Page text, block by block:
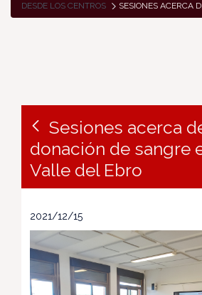
DESDE LOS CENTROS SESIONES ACERCA DE LA DONACIÓN DE SANGRE EN EL IES VALLE DEL
Sesiones acerca
donación de sangre
Valle del Ebro
2021/12/15